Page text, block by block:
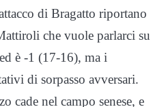
di Bragatto riportano
che vuole parlarci su
è -1 (17-16), ma i
di sorpasso avversari.
cade nel campo senese, e